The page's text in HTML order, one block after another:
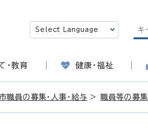
・教育 健康・福祉
職員の募集・人事・給与 > 職員等の募集